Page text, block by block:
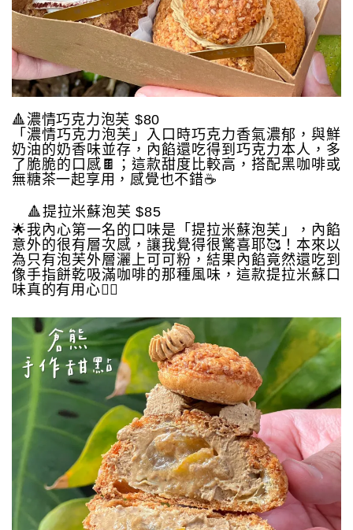
🔺濃情巧克力泡芙 $80
「濃情巧克力泡芙」入口時巧克力香氣濃郁，與鮮
奶油的奶香味並存，內餡還吃得到巧克力本人，多
了脆脆的口感🍫；這款甜度比較高，搭配黑咖啡或
無糖茶一起享用，感覺也不錯☕️
🔺提拉米蘇泡芙 $85
🌟我內心第一名的口味是「提拉米蘇泡芙」，內餡
意外的很有層次感，讓我覺得很驚喜耶🥰！本來以
為只有泡芙外層灑上可可粉，結果內餡竟然還吃到
像手指餅乾吸滿咖啡的那種風味，這款提拉米蘇口
味真的有用心👍🏻